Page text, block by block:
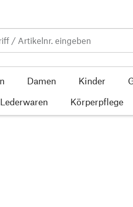
Damen Kinder
Körperpflege